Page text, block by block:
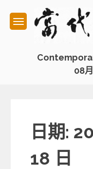
content
08
日期:
18 日